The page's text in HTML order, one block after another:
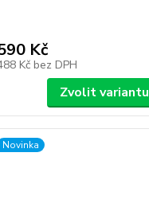
Kč
Kč bez DPH
Zvolit variantu
Novinka